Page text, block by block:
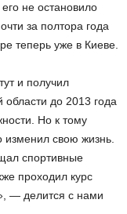
не остановило
за полтора года
теперь уже в Киеве.
и получил
области до 2013 года
Но к тому
изменил свою жизнь.
спортивные
проходил курс
— делится с нами